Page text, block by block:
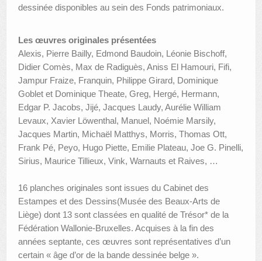
dessinée disponibles au sein des Fonds patrimoniaux.
Les œuvres originales présentées
Alexis, Pierre Bailly, Edmond Baudoin, Léonie Bischoff,
Didier Comès, Max de Radiguès, Aniss El Hamouri, Fifi,
Jampur Fraize, Franquin, Philippe Girard, Dominique
Goblet et Dominique Theate, Greg, Hergé, Hermann,
Edgar P. Jacobs, Jijé, Jacques Laudy, Aurélie William
Levaux, Xavier Löwenthal, Manuel, Noémie Marsily,
Jacques Martin, Michaël Matthys, Morris, Thomas Ott,
Frank Pé, Peyo, Hugo Piette, Emilie Plateau, Joe G. Pinelli,
Sirius, Maurice Tillieux, Vink, Warnauts et Raives, …
16 planches originales sont issues du Cabinet des
Estampes et des Dessins(Musée des Beaux-Arts de
Liège) dont 13 sont classées en qualité de Trésor* de la
Fédération Wallonie-Bruxelles. Acquises à la fin des
années septante, ces œuvres sont représentatives d’un
certain « âge d’or de la bande dessinée belge ».